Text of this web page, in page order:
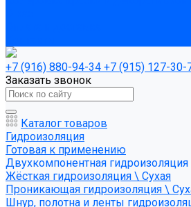
+7 (916) 880-94-34 +7 (915) 127-30-
Заказать звонок
Каталог товаров
Гидроизоляция
Готовая к применению
Двухкомпонентная гидроизоляция
Жёсткая гидроизоляция \ Сухая
Проникающая гидроизоляция \
Шнур, полотна и ленты